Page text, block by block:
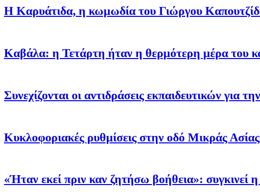
Η Καρυάτιδα, η κωμωδία του Γιώργου
Καβάλα: η Τετάρτη ήταν η θερμότερη μέρα του
Συνεχίζονται οι αντιδράσεις εκπαιδευτικών
Κυκλοφοριακές ρυθμίσεις στην οδό Μικράς
«Ήταν εκεί πριν καν ζητήσω βοήθεια»: